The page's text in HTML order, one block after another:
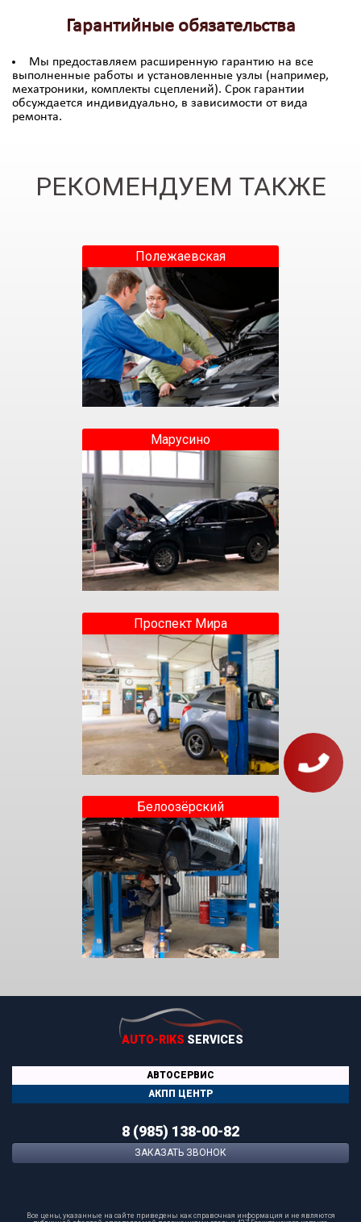
Гарантийные обязательства
Мы предоставляем расширенную гарантию на все
выполненные работы и установленные узлы (например,
мехатроники, комплекты сцеплений). Срок гарантии
обсуждается индивидуально, в зависимости от вида
ремонта.
РЕКОМЕНДУЕМ ТАКЖЕ
Полежаевская
Марусино
Проспект Мира
Белоозёрский
AUTO-RIKS SERVICES
АВТОСЕРВИС
АКПП ЦЕНТР
8 (985) 138-00-82
ЗАКАЗАТЬ ЗВОНОК
Все цены, указанные на сайте приведены как справочная информация и не являются